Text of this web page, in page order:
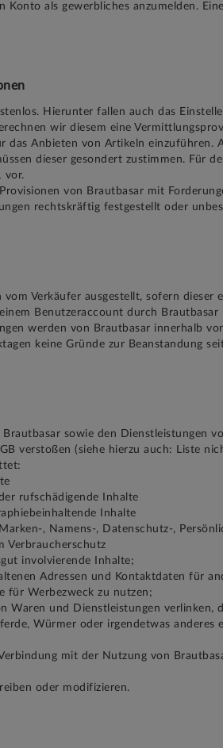
als gewerbliches anzumelden.
Hierunter fallen auch das
wir diesem eine
das Anbieten von Artikeln
dieser gesondert zustimmen. Für
vor.
von Brautbasar mit
rechtskräftig festgestellt oder
Verkäufer ausgestellt, sofern dieser
Benutzeraccount durch Brautbasar
werden von Brautbasar innerhalb
keine Gründe zur Beanstandung
sowie den Dienstleistungen
verstoßen (siehe hierzu auch: Liste
rufschädigende Inhalte
Inhalte
, Namens-, Datenschutz-,
Verbraucherschutz
involvierende Inhalte;
Adressen und Kontaktdaten für
für Werbezweck zu nutzen;
Waren und Dienstleistungen verlinken,
Würmer oder irgendetwas
mit der Nutzung von
oder modifizieren.